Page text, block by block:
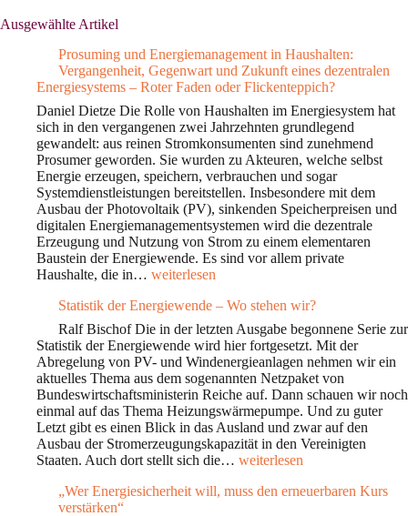
Ausgewählte Artikel
Prosuming und Energiemanagement in Haushalten:
Vergangenheit, Gegenwart und Zukunft eines dezentralen
Energiesystems – Roter Faden oder Flickenteppich?
Daniel Dietze Die Rolle von Haushalten im Energiesystem hat
sich in den vergangenen zwei Jahrzehnten grundlegend
gewandelt: aus reinen Stromkonsumenten sind zunehmend
Prosumer geworden. Sie wurden zu Akteuren, welche selbst
Energie erzeugen, speichern, verbrauchen und sogar
Systemdienstleistungen bereitstellen. Insbesondere mit dem
Ausbau der Photovoltaik (PV), sinkenden Speicherpreisen und
digitalen Energiemanagementsystemen wird die dezentrale
Erzeugung und Nutzung von Strom zu einem elementaren
Baustein der Energiewende. Es sind vor allem private
Haushalte, die in… Prosuming
Energiemanagement
in
Haushalten:
Vergangenheit,
Gegenwart
und
Zukunft
eines
dezentralen
Energiesystems
–
Roter
weiterlesen
Statistik der Energiewende – Wo stehen wir?
Ralf Bischof Die in der letzten Ausgabe begonnene Serie zur
Statistik der Energiewende wird hier fortgesetzt. Mit der
Abregelung von PV- und Windenergieanlagen nehmen wir ein
aktuelles Thema aus dem sogenannten Netzpaket von
Bundeswirtschaftsministerin Reiche auf. Dann schauen wir noch
einmal auf das Thema Heizungswärmepumpe. Und zu guter
Letzt gibt es einen Blick in das Ausland und zwar auf den
Ausbau der Stromerzeugungskapazität in den Vereinigten
Staaten. Auch dort stellt sich die… Statistik
Energiewende
weiterlesen
„Wer Energiesicherheit will, muss den erneuerbaren Kurs
verstärken“